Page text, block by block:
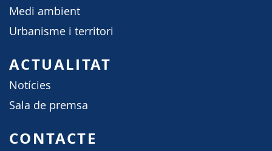
Medi ambient
Urbanisme i territori
ACTUALITAT
Notícies
Sala de premsa
CONTACTE